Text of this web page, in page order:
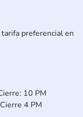
preferencial en
10 PM
4 PM